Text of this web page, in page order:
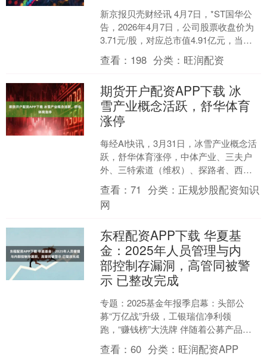
新京报贝壳财经讯 4月7日，*ST国华公
告，2026年4月7日，公司股票收盘价为
3.71元/股，对应总市值4.91亿元，当日
首次触及总市值低于5亿元的情形。根
据....
查看： 198 分类： 旺润配资
期货开户配资APP下载 冰
雪产业概念活跃，舒华体育
涨停
每经AI快讯，3月31日，冰雪产业概念活
跃，舒华体育涨停，中体产业、三夫户
外、三特索道（维权）、探路者、西域
旅游等跟涨。 海量资讯、精准解读，尽
在新浪财经APP....
查看：71 分类： 正规炒股配资知识
网
东程配资APP下载 华夏基
金：2025年人员管理与内
部控制存漏洞，高管同被警
示 已整改完成
专题：2025基金年报季启幕：头部公
募“万亿战”升级，工银瑞信净利领
跑，“赚钱榜”大洗牌 伴随着公募产品
2025年报的集中披露，过去一年基金公
司受到监管处罚的情....
查看：60 分类： 旺润配资APP